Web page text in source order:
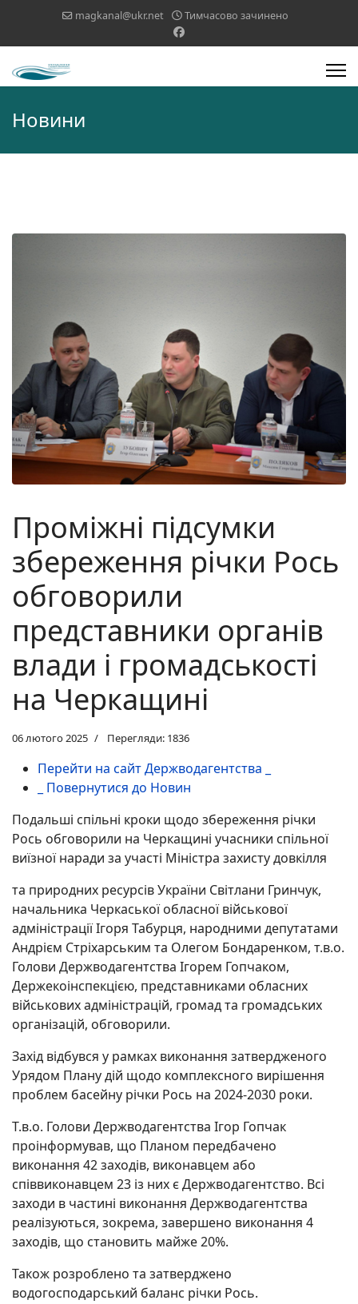
magkanal@ukr.net Тимчасово зачинено
Новини
Проміжні підсумки
збереження річки Рось
обговорили
представники органів
влади і громадськості
на Черкащині
06 лютого 2025 Перегляди: 1836
Перейти на сайт Держводагентства _
_ Повернутися до Новин
Подальші спільні кроки щодо збереження річки
Рось обговорили на Черкащині учасники спільної
виїзної наради за участі Міністра захисту довкілля
та природних ресурсів України Світлани Гринчук,
начальника Черкаської обласної військової
адміністрації Ігоря Табурця, народними депутатами
Андрієм Стріхарським та Олегом Бондаренком, т.в.о.
Голови Держводагентства Ігорем Гопчаком,
Держекоінспекцією, представниками обласних
військових адміністрацій, громад та громадських
організацій, обговорили.
Захід відбувся у рамках виконання затвердженого
Урядом Плану дій щодо комплексного вирішення
проблем басейну річки Рось на 2024-2030 роки.
Т.в.о. Голови Держводагентства Ігор Гопчак
проінформував, що Планом передбачено
виконання 42 заходів, виконавцем або
співвиконавцем 23 із них є Держводагентство. Всі
заходи в частині виконання Держводагентства
реалізуються, зокрема, завершено виконання 4
заходів, що становить майже 20%.
Також розроблено та затверджено
водогосподарський баланс річки Рось.